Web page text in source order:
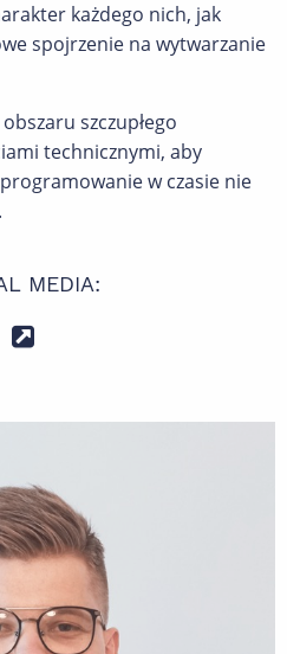
każdego nich, jak
spojrzenie na wytwarzanie
szczupłego
technicznymi, aby
w czasie nie
MEDIA: